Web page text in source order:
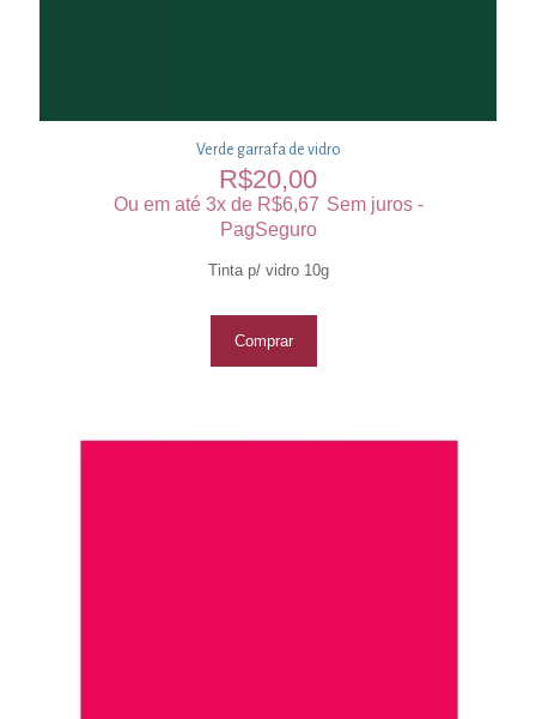
Verde garrafa de vidro
R$20,00
Ou em até 3x de R$6,67 Sem juros -
PagSeguro
Tinta p/ vidro 10g
Comprar